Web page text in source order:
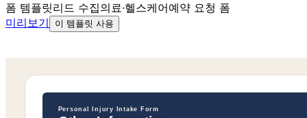
폼 템플릿리드 수집의료·헬스케어예약 요청 폼
미리보기
이 템플릿 사용